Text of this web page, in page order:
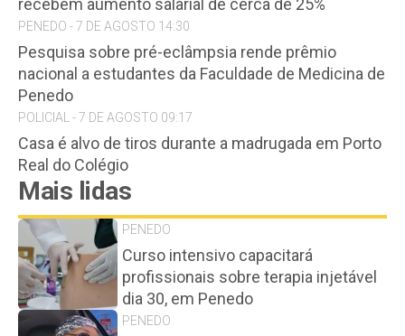
recebem aumento salarial de cerca de 25%
PENEDO - 7 DE AGOSTO 14:30
Pesquisa sobre pré-eclâmpsia rende prêmio
nacional a estudantes da Faculdade de Medicina de
Penedo
POLICIAL - 7 DE AGOSTO 09:17
Casa é alvo de tiros durante a madrugada em Porto
Real do Colégio
Mais lidas
PENEDO
Curso intensivo capacitará
profissionais sobre terapia injetável
dia 30, em Penedo
PENEDO